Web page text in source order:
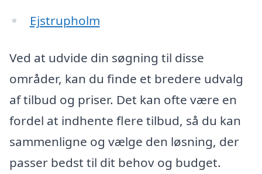
Ejstrupholm
Ved at udvide din søgning til disse
områder, kan du finde et bredere udvalg
af tilbud og priser. Det kan ofte være en
fordel at indhente flere tilbud, så du kan
sammenligne og vælge den løsning, der
passer bedst til dit behov og budget.